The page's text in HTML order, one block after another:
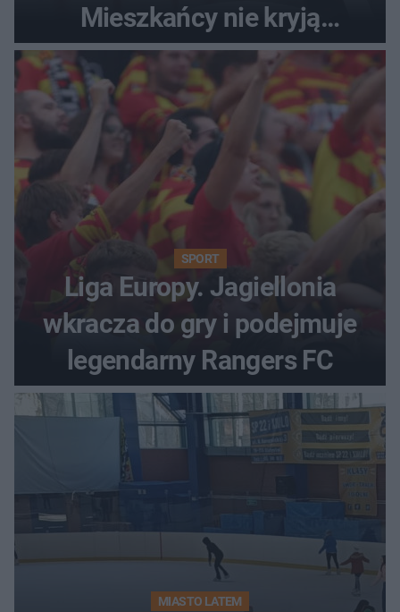
Mieszkańcy nie kryją
oburzenia!
SPORT
Liga Europy. Jagiellonia
wkracza do gry i podejmuje
legendarny Rangers FC
MIASTO LATEM